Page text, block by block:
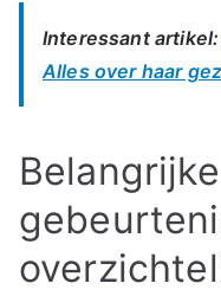
Interessant
Alles over haar
Belangrijke